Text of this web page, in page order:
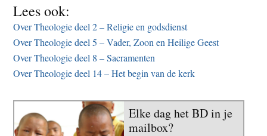
Lees ook:
Over Theologie deel 2 – Religie en godsdienst
Over Theologie deel 5 – Vader, Zoon en Heilige Geest
Over Theologie deel 8 – Sacramenten
Over Theologie deel 14 – Het begin van de kerk
Elke dag het BD in je
mailbox?